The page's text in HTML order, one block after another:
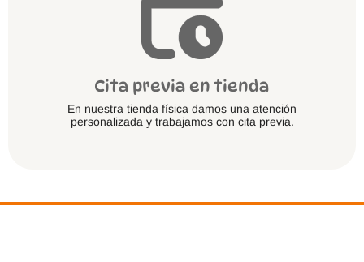
Cita previa en tienda
En nuestra tienda física damos una atención
personalizada y trabajamos con cita previa.